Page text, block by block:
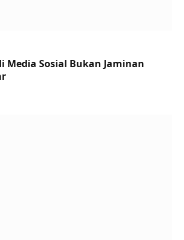
Media Sosial Bukan Jaminan